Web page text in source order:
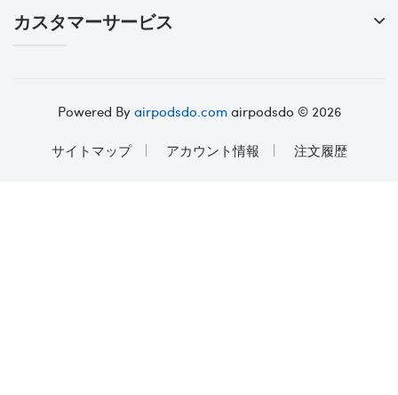
カスタマーサービス
Powered Byairpodsdo.comairpodsdo © 2026
サイトマップ
アカウント情報 注文履歴